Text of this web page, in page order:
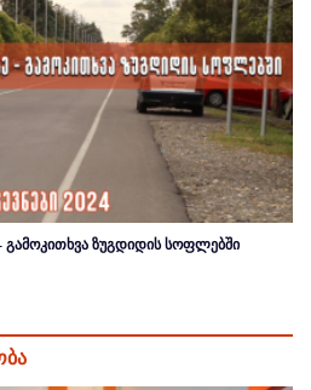
გამოკითხვა ზუგდიდის სოფლებში